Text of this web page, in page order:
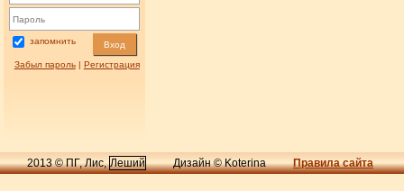
запомнить Вход
Забыл пароль| Регистрация
2013 © ПГ, Лис,Леший Дизайн © Koterina Правила сайта